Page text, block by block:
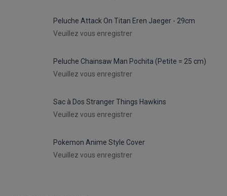
Peluche Attack On Titan Eren Jaeger - 29cm
Veuillez vous enregistrer
Peluche Chainsaw Man Pochita (Petite = 25 cm)
Veuillez vous enregistrer
Sac à Dos Stranger Things Hawkins
Veuillez vous enregistrer
Pokemon Anime Style Cover
Veuillez vous enregistrer